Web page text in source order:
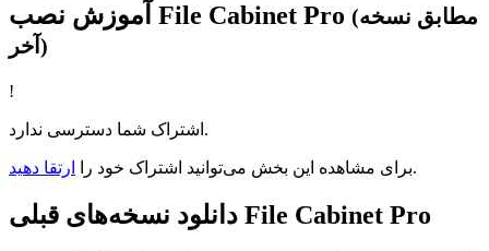
آموزش نصب File Cabinet Pro (مطابق نسخه
آخر)
!
اشتراک شما دسترسی ندارد.
برای مشاهده این بخش می‌توانید اشتراک خود را ارتقا دهید .
دانلود نسخه‌های قبلی File Cabinet Pro